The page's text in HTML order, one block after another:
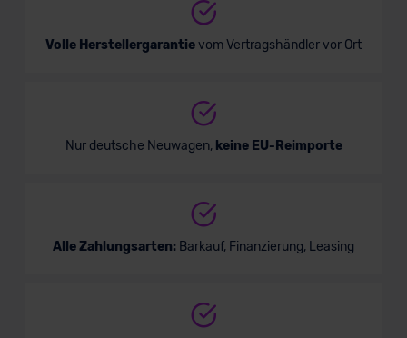
Volle Herstellergarantievom Vertragshändler vor Ort
Nur deutsche Neuwagen, keine EU-Reimporte
Alle Zahlungsarten: Barkauf, Finanzierung, Leasing